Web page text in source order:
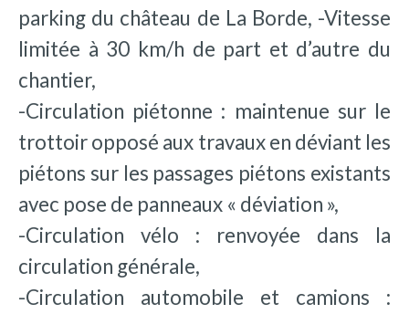
parking du château de La Borde, -Vitesse
limitée à 30 km/h de part et d’autre du
chantier,
-Circulation piétonne : maintenue sur le
trottoir opposé aux travaux en déviant les
piétons sur les passages piétons existants
avec pose de panneaux « déviation »,
-Circulation vélo : renvoyée dans la
circulation générale,
-Circulation automobile et camions :